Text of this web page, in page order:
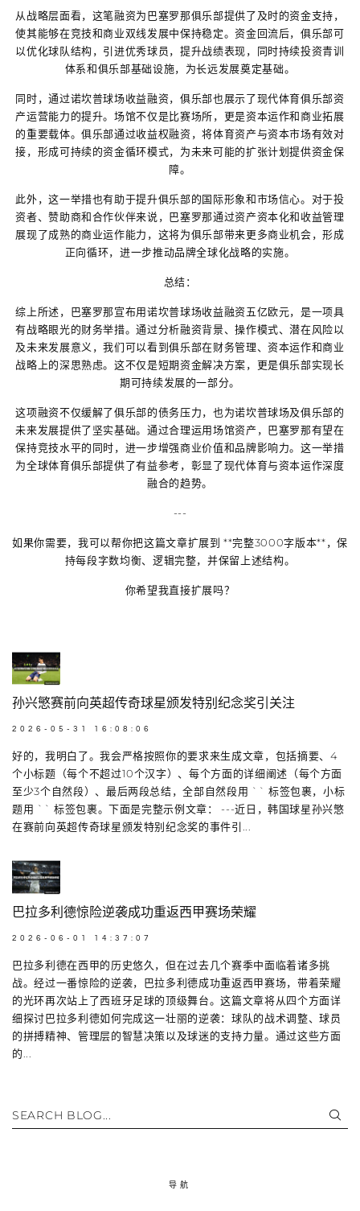
从战略层面看，这笔融资为巴塞罗那俱乐部提供了及时的资金支持，
使其能够在竞技和商业双线发展中保持稳定。资金回流后，俱乐部可
以优化球队结构，引进优秀球员，提升战绩表现，同时持续投资青训
体系和俱乐部基础设施，为长远发展奠定基础。
同时，通过诺坎普球场收益融资，俱乐部也展示了现代体育俱乐部资
产运营能力的提升。场馆不仅是比赛场所，更是资本运作和商业拓展
的重要载体。俱乐部通过收益权融资，将体育资产与资本市场有效对
接，形成可持续的资金循环模式，为未来可能的扩张计划提供资金保
障。
此外，这一举措也有助于提升俱乐部的国际形象和市场信心。对于投
资者、赞助商和合作伙伴来说，巴塞罗那通过资产资本化和收益管理
展现了成熟的商业运作能力，这将为俱乐部带来更多商业机会，形成
正向循环，进一步推动品牌全球化战略的实施。
总结：
综上所述，巴塞罗那宣布用诺坎普球场收益融资五亿欧元，是一项具
有战略眼光的财务举措。通过分析融资背景、操作模式、潜在风险以
及未来发展意义，我们可以看到俱乐部在财务管理、资本运作和商业
战略上的深思熟虑。这不仅是短期资金解决方案，更是俱乐部实现长
期可持续发展的一部分。
这项融资不仅缓解了俱乐部的债务压力，也为诺坎普球场及俱乐部的
未来发展提供了坚实基础。通过合理运用场馆资产，巴塞罗那有望在
保持竞技水平的同时，进一步增强商业价值和品牌影响力。这一举措
为全球体育俱乐部提供了有益参考，彰显了现代体育与资本运作深度
融合的趋势。
---
如果你需要，我可以帮你把这篇文章扩展到 **完整3000字版本**，保
持每段字数均衡、逻辑完整，并保留上述结构。
你希望我直接扩展吗？
孙兴慜赛前向英超传奇球星颁发特别纪念奖引关注
2026-05-31 16:08:06
好的，我明白了。我会严格按照你的要求来生成文章，包括摘要、4
个小标题（每个不超过10个汉字）、每个方面的详细阐述（每个方面
至少3个自然段）、最后两段总结，全部自然段用 `` 标签包裹，小标
题用 `` 标签包裹。下面是完整示例文章： ---近日，韩国球星孙兴慜
在赛前向英超传奇球星颁发特别纪念奖的事件引...
巴拉多利德惊险逆袭成功重返西甲赛场荣耀
2026-06-01 14:37:07
巴拉多利德在西甲的历史悠久，但在过去几个赛季中面临着诸多挑
战。经过一番惊险的逆袭，巴拉多利德成功重返西甲赛场，带着荣耀
的光环再次站上了西班牙足球的顶级舞台。这篇文章将从四个方面详
细探讨巴拉多利德如何完成这一壮丽的逆袭：球队的战术调整、球员
的拼搏精神、管理层的智慧决策以及球迷的支持力量。通过这些方面
的...
SEARCH BLOG...
导航